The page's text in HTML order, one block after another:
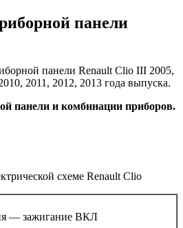
панели
панели Renault Clio III 2005,
2011, 2012, 2013 года выпуска.
панели и комбинации приборов.
схеме Renault Clio
— зажигание ВКЛ